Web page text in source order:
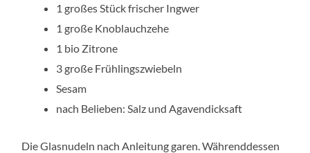
1 großes Stück frischer Ingwer
1 große Knoblauchzehe
1 bio Zitrone
3 große Frühlingszwiebeln
Sesam
nach Belieben: Salz und Agavendicksaft
Die Glasnudeln nach Anleitung garen. Währenddessen